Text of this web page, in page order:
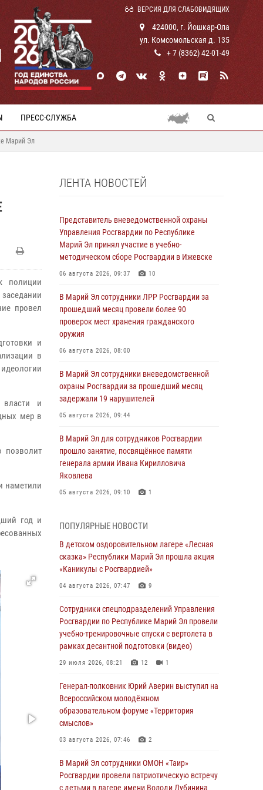
ВЕРСИЯ ДЛЯ СЛАБОВИДЯЩИХ
424000, г. Йошкар-Ола
ул. Комсомольская д. 135
+ 7 (8362) 42-01-49
ПРЕСС-СЛУЖБА
Марий Эл
полиции
провел
и
в
власти и
мер в
позволит
наметили
год и
ЛЕНТА НОВОСТЕЙ
Представитель вневедомственной охраны
Управления Росгвардии по Республике
Марий Эл принял участие в учебно-
методическом сборе Росгвардии в Ижевске
06 августа 2026, 09:37 10
В Марий Эл сотрудники ЛРР Росгвардии за
прошедший месяц провели более 90
проверок мест хранения гражданского
оружия
06 августа 2026, 08:00
В Марий Эл сотрудники вневедомственной
охраны Росгвардии за прошедший месяц
задержали 19 нарушителей
05 августа 2026, 09:44
В Марий Эл для сотрудников Росгвардии
прошло занятие, посвящённое памяти
генерала армии Ивана Кирилловича
Яковлева
05 августа 2026, 09:10 1
сказка» Республики Марий Эл прошла акция
«Каникулы с Росгвардией»
04 августа 2026, 07:47 9
Сотрудники Центра лицензионно-
Росгвардии по Республике Марий Эл приняли
участие в совещании по вопросам
организации летне-осеннего сезона охоты
04 августа 2026, 06:46
провели занятие по антикоррупционной
тематике
04 августа 2026, 06:06 2
Генерал-полковник Юрий Аверин выступил на
образовательном форуме «Территория
смыслов»
03 августа 2026, 07:46 2
ПОПУЛЯРНЫЕ НОВОСТИ
В детском оздоровительном лагере «Лесная
сказка» Республики Марий Эл прошла акция
«Каникулы с Росгвардией»
04 августа 2026, 07:47 9
Сотрудники спецподразделений Управления
Росгвардии по Республике Марий Эл провели
учебно-тренировочные спуски с вертолета в
рамках десантной подготовки (видео)
29 июля 2026, 08:21 12 1
Генерал-полковник Юрий Аверин выступил на
Всероссийском молодёжном
образовательном форуме «Территория
смыслов»
03 августа 2026, 07:46 2
В Марий Эл сотрудники ОМОН «Таир»
Росгвардии провели патриотическую встречу
с детьми в лагере имени Володи Дубинина